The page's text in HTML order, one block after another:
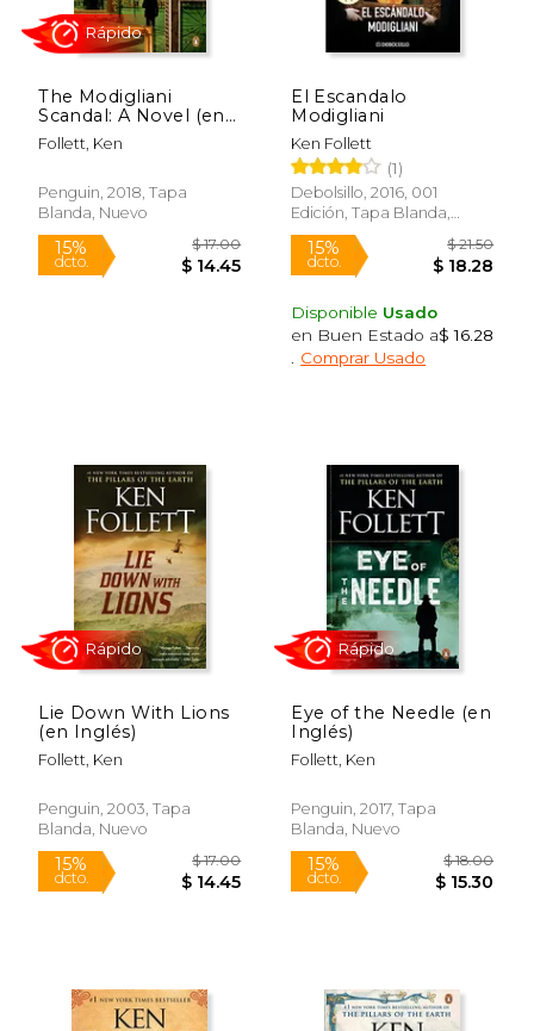
15% $ 18.00 15%
15%
dcto. $ 17.00
Rápido
15%
dcto. $
Rápido
The Modigliani
Scandal: A Novel (en
Inglés)
Follett, Ken
Penguin, 2018, Tapa
Blanda, Nuevo
El Escandalo
Modigliani
Ken Follett
(1)
Debolsillo, 2016, 001
Edición, Tapa Blanda,
Nuevo
Disponible Usado
en Buen Estado a$ 16.28
Comprar Usado
Lie Down With Lions
(en Inglés)
Follett, Ken
Penguin, 2003, Tapa
Blanda, Nuevo
Eye of the Needle (en
Inglés)
Follett, Ken
Penguin, 2017, Tapa
Blanda, Nuevo